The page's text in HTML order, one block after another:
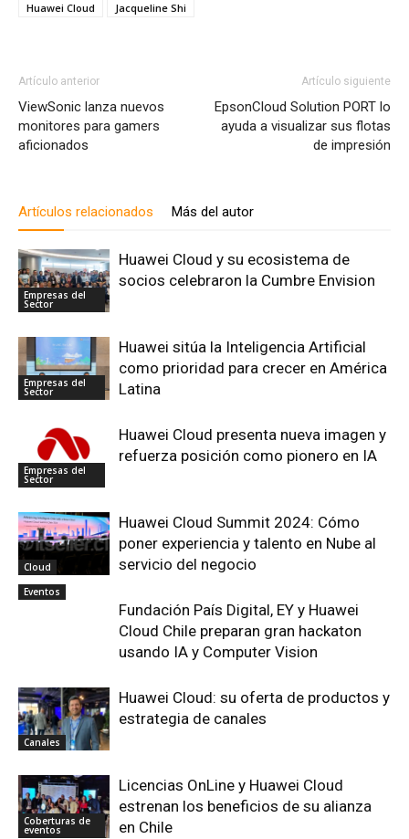
Huawei Cloud Jacqueline Shi
Artículo anterior
ViewSonic lanza nuevos
monitores para gamers
aficionados
Artículo siguiente
EpsonCloud Solution PORT lo
ayuda a visualizar sus flotas
de impresión
Artículos relacionados Más del autor
Empresas del
Sector
Huawei Cloud y su ecosistema de
socios celebraron la Cumbre Envision
Empresas del
Sector
Huawei sitúa la Inteligencia Artificial
como prioridad para crecer en América
Latina
Empresas del
Sector
Huawei Cloud presenta nueva imagen y
refuerza posición como pionero en IA
Cloud
Huawei Cloud Summit 2024: Cómo
poner experiencia y talento en Nube al
servicio del negocio
Eventos
Fundación País Digital, EY y Huawei
Cloud Chile preparan gran hackaton
usando IA y Computer Vision
Canales
Huawei Cloud: su oferta de productos y
estrategia de canales
Coberturas de
eventos
Licencias OnLine y Huawei Cloud
estrenan los beneficios de su alianza
en Chile